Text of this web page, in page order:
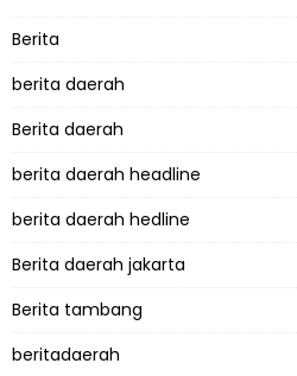
Berita
berita daerah
Berita daerah
berita daerah headline
berita daerah hedline
Berita daerah jakarta
Berita tambang
beritadaerah